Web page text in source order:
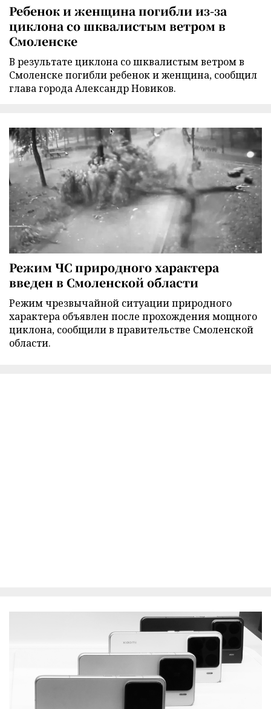
Ребенок и женщина погибли из-за
циклона со шквалистым ветром в
Смоленске
В результате циклона со шквалистым ветром в
Смоленске погибли ребенок и женщина, сообщил
глава города Александр Новиков.
Режим ЧС природного характера
введен в Смоленской области
Режим чрезвычайной ситуации природного
характера объявлен после прохождения мощного
циклона, сообщили в правительстве Смоленской
области.